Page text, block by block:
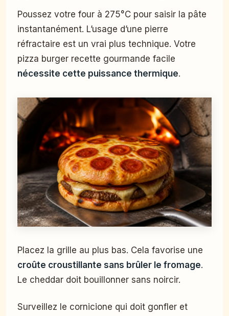
Poussez votre four à 275°C pour saisir la pâte
instantanément. L’usage d’une pierre
réfractaire est un vrai plus technique. Votre
pizza burger recette gourmande facile
nécessite cette puissance thermique.
Placez la grille au plus bas. Cela favorise une
croûte croustillante sans brûler le fromage.
Le cheddar doit bouillonner sans noircir.
Surveillez le cornicione qui doit gonfler et